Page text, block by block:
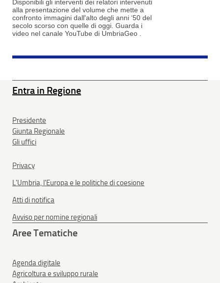
Disponibili gli interventi dei relatori intervenuti
alla presentazione del volume che mette a
confronto immagini dall'alto degli anni ‘50 del
secolo scorso con quelle di oggi. Guarda i
video nel canale YouTube di UmbriaGeo .
Entra in Regione
Presidente
Giunta Regionale
Gli uffici
Privacy
L'Umbria, l'Europa e le politiche di coesione
Atti di notifica
Avviso per nomine regionali
Aree Tematiche
Agenda digitale
Agricoltura e sviluppo rurale